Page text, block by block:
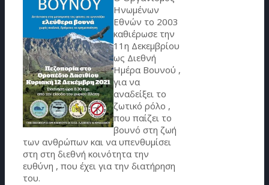
Ηνωμένων
Εθνών το 2003
καθιέρωσε την
11η Δεκεμβρίου
ως Διεθνή
Ημέρα Βουνού ,
για να
αναδείξει το
ζωτικό ρόλο ,
που παίζει το
βουνό στη ζωή
των ανθρώπων και να υπενθυμίσει
στη στη διεθνή κοινότητα την
ευθύνη , που έχει για την διατήρηση
του.